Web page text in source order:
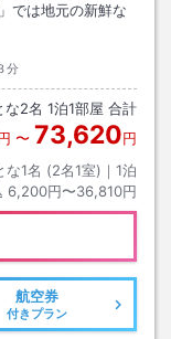
では地元の新鮮な
分
な2名 1泊1部屋 合計
〜 73,620円
な1名 (2名1室)｜ 1泊
6,200円〜36,810円
航空券
付きプラン